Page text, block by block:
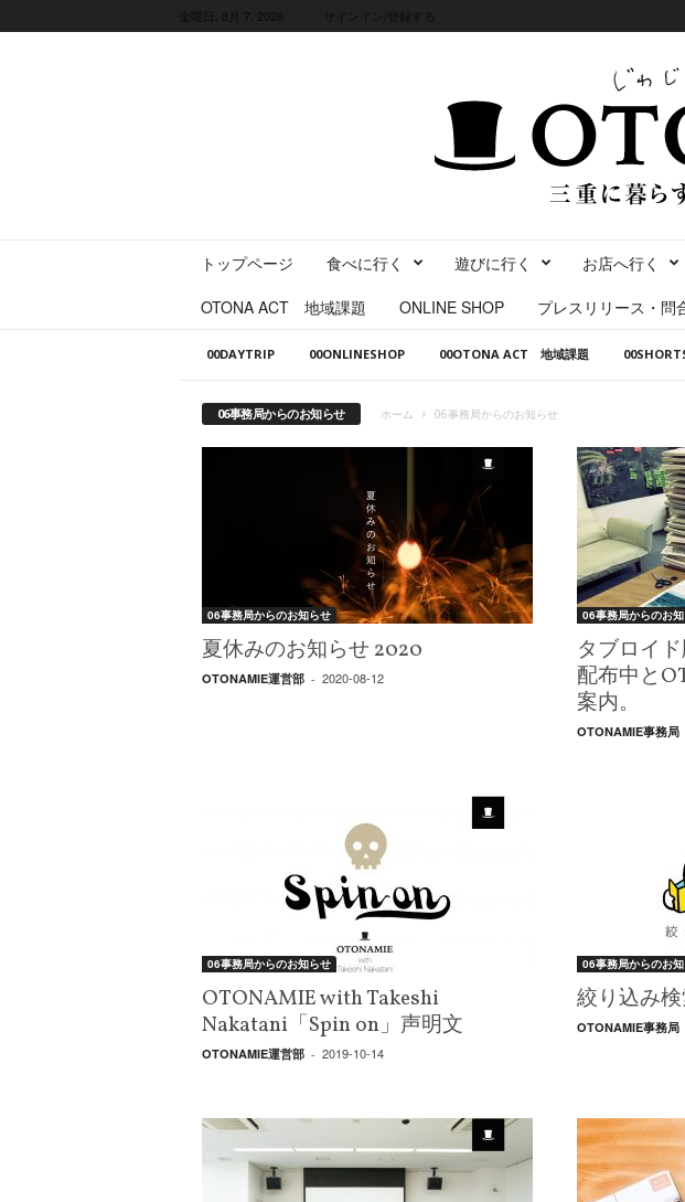
金曜日, 8月 7, 2026
トップページ 食べに行く 遊びに行く お店へ行く
OTONA ACT 地域課題
ONLINE SHOP プレスリリース・問
00DAYTRIP 00ONLINESHOP 00OTONA ACT 地域課題
06事務局からのお知らせ ホーム 06事務局からのお知らせ
06事務局からのお知らせ
夏休みのお知らせ 2020
OTONAMIE運営部 - 2020-08-12
06事務局からのお
タブロイ
配布中と
案内。
OTONAMIE事務局
06事務局からのお知らせ
OTONAMIE with Takeshi
Nakatani「Spin on」声明文
OTONAMIE運営部 - 2019-10-14
06事務局からのお
絞り込み
OTONAMIE事務局